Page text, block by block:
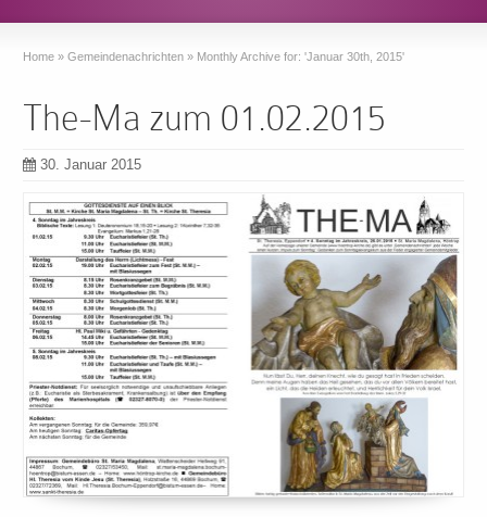
Home » Gemeindenachrichten » Monthly Archive for: 'Januar 30th, 2015'
The-Ma zum 01.02.2015
30. Januar 2015